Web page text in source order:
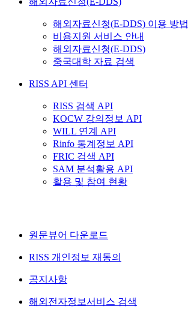
해외자료신청(E-DDS) 이용 방법
비용지원 서비스 안내
해외자료신청(E-DDS)
중국대학 자료 검색
RISS API 센터
RISS 검색 API
KOCW 강의정보 API
WILL 연계 API
Rinfo 통계정보 API
FRIC 검색 API
SAM 분석활용 API
활용 및 참여 현황
원문뷰어 다운로드
RISS 개인정보 재동의
공지사항
해외전자정보서비스 검색